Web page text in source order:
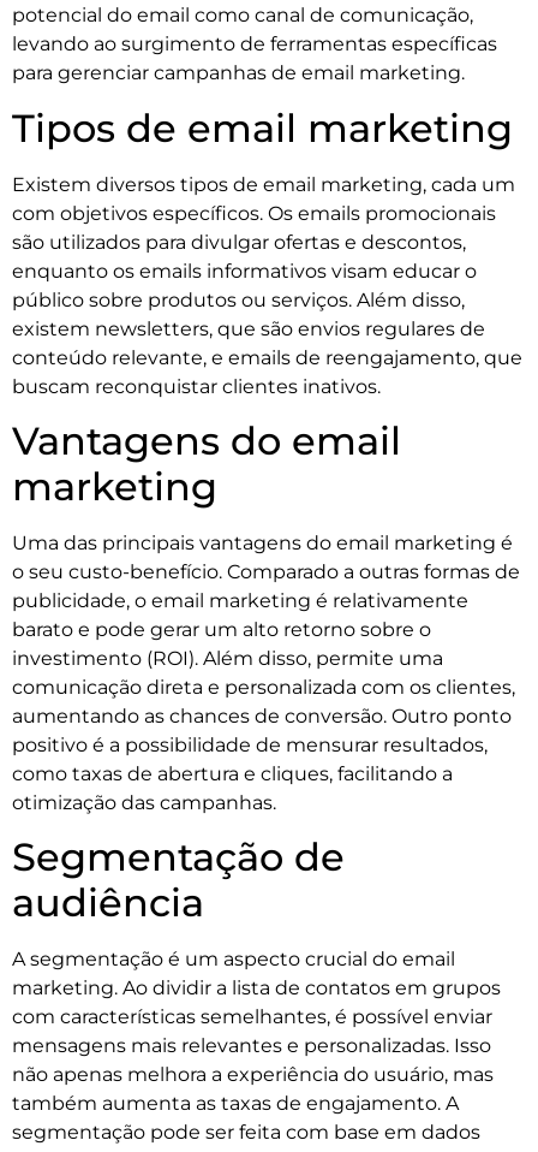
potencial do email como canal de comunicação,
levando ao surgimento de ferramentas específicas
para gerenciar campanhas de email marketing.
Tipos de email marketing
Existem diversos tipos de email marketing, cada um
com objetivos específicos. Os emails promocionais
são utilizados para divulgar ofertas e descontos,
enquanto os emails informativos visam educar o
público sobre produtos ou serviços. Além disso,
existem newsletters, que são envios regulares de
conteúdo relevante, e emails de reengajamento, que
buscam reconquistar clientes inativos.
Vantagens do email
marketing
Uma das principais vantagens do email marketing é
o seu custo-benefício. Comparado a outras formas de
publicidade, o email marketing é relativamente
barato e pode gerar um alto retorno sobre o
investimento (ROI). Além disso, permite uma
comunicação direta e personalizada com os clientes,
aumentando as chances de conversão. Outro ponto
positivo é a possibilidade de mensurar resultados,
como taxas de abertura e cliques, facilitando a
otimização das campanhas.
Segmentação de
audiência
A segmentação é um aspecto crucial do email
marketing. Ao dividir a lista de contatos em grupos
com características semelhantes, é possível enviar
mensagens mais relevantes e personalizadas. Isso
não apenas melhora a experiência do usuário, mas
também aumenta as taxas de engajamento. A
segmentação pode ser feita com base em dados